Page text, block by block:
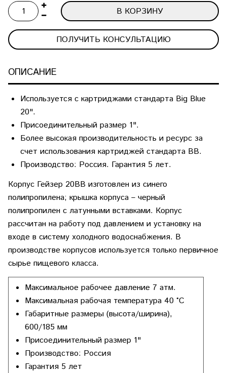
В КОРЗИНУ
ПОЛУЧИТЬ КОНСУЛЬТАЦИЮ
ОПИСАНИЕ
Используется с картриджами стандарта Big Blue
20".
Присоединительный размер 1".
Более высокая производительность и ресурс за
счет использования картриджей стандарта BB.
Производство: Россия. Гарантия 5 лет.
Корпус Гейзер 20BB изготовлен из синего
полипропилена; крышка корпуса – черный
полипропилен с латунными вставками. Корпус
рассчитан на работу под давлением и установку на
входе в систему холодного водоснабжения. В
производстве корпусов используется только первичное
сырье пищевого класса.
Максимальное рабочее давление 7 атм.
Максимальная рабочая температура 40 °С
Габаритные размеры (высота/ширина),
600/185 мм
Присоединительный размер 1"
Производство: Россия
Гарантия 5 лет